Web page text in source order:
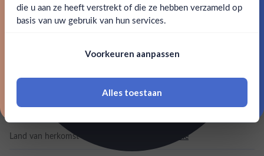
Ja Nee
18 jaar of ouder zijnWhitley Neill
Kleurstoffen
Inhoud 0,7L
Land van herkomst Groot-Britannië
die u aan ze heeft verstrekt of die ze hebben verzameld op
basis van uw gebruik van hun services.
Voorkeuren aanpassen
Alles toestaan